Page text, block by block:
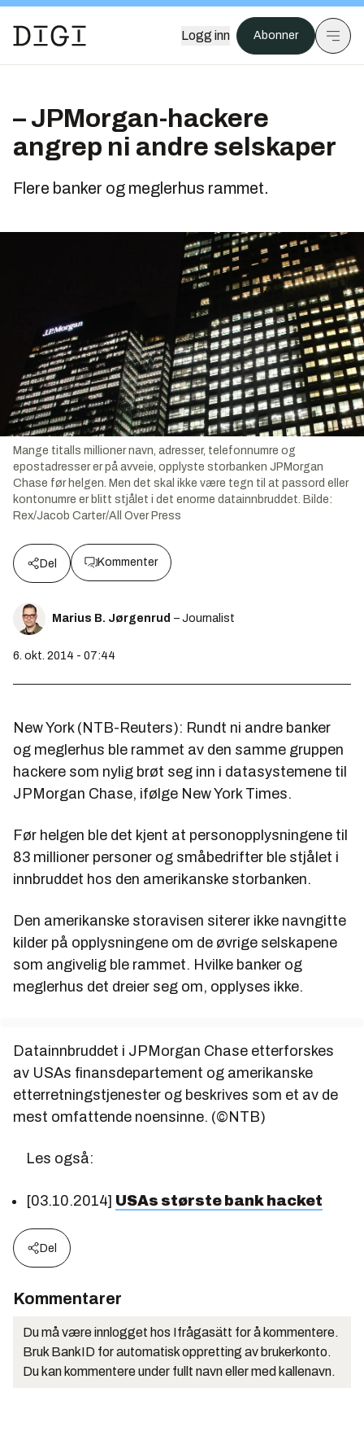
Logg inn Abonner
– JPMorgan-hackere
angrep ni andre selskaper
Flere banker og meglerhus rammet.
Mange titalls millioner navn, adresser, telefonnumre og
epostadresser er på avveie, opplyste storbanken JPMorgan
Chase før helgen. Men det skal ikke være tegn til at passord eller
kontonumre er blitt stjålet i det enorme datainnbruddet. Bilde:
Rex/Jacob Carter/All Over Press
Del Kommenter
Marius B. Jørgenrud – Journalist
6. okt. 2014 - 07:44
New York (NTB-Reuters): Rundt ni andre banker
og meglerhus ble rammet av den samme gruppen
hackere som nylig brøt seg inn i datasystemene til
JPMorgan Chase, ifølge New York Times.
Før helgen ble det kjent at personopplysningene til
83 millioner personer og småbedrifter ble stjålet i
innbruddet hos den amerikanske storbanken.
Den amerikanske storavisen siterer ikke navngitte
kilder på opplysningene om de øvrige selskapene
som angivelig ble rammet. Hvilke banker og
meglerhus det dreier seg om, opplyses ikke.
Datainnbruddet i JPMorgan Chase etterforskes
av USAs finansdepartement og amerikanske
etterretningstjenester og beskrives som et av de
mest omfattende noensinne. (©NTB)
Les også:
[03.10.2014] USAs største bank hacket
Del
Kommentarer
Du må være innlogget hos Ifrågasätt for å kommentere.
Bruk BankID for automatisk oppretting av brukerkonto.
Du kan kommentere under fullt navn eller med kallenavn.